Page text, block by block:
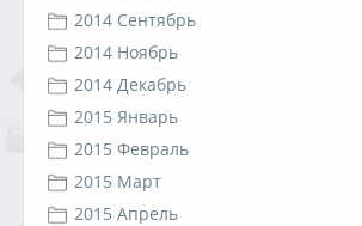
2014 Сентябрь
2014 Ноябрь
2014 Декабрь
2015 Январь
2015 Февраль
2015 Март
2015 Апрель